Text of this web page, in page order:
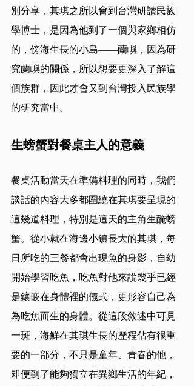
別分享，其琪之所以會到台灣研讀民族
學博士，是因為他到了一個與家鄉相仿
的，傍海生長的小島——蘭嶼，因為研
究蘭嶼的關係，所以想要更深入了解這
個族群，因此才會又到台灣投入民族學
的研究當中。
生螃蟹對餐桌主人的意義
餐桌活動當天在準備料理的同時，我們
談話的內容大多都圍繞在其琪要呈現的
這幾道料理，特別是這天的主角生醃螃
蟹。從小就在海邊小鎮長大的其琪，每
日所吃的三餐都會出現魚的身影，自幼
開始學習吃魚，吃魚對他來說幾乎已經
是鑲嵌在身體裡的儀式，更形容自己為
為吃魚而生的身體。從這段敘述中可見
一斑，海鮮在其琪生長的歷程佔有很重
要的一部分，不只是童年、青春的他，
即便到了能夠獨立在異鄉生活的年紀，